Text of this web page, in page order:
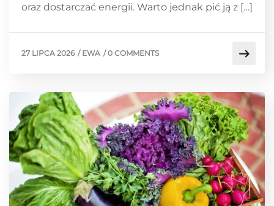
oraz dostarczać energii. Warto jednak pić ją z […]
27 LIPCA 2026 / EWA /0 COMMENTS